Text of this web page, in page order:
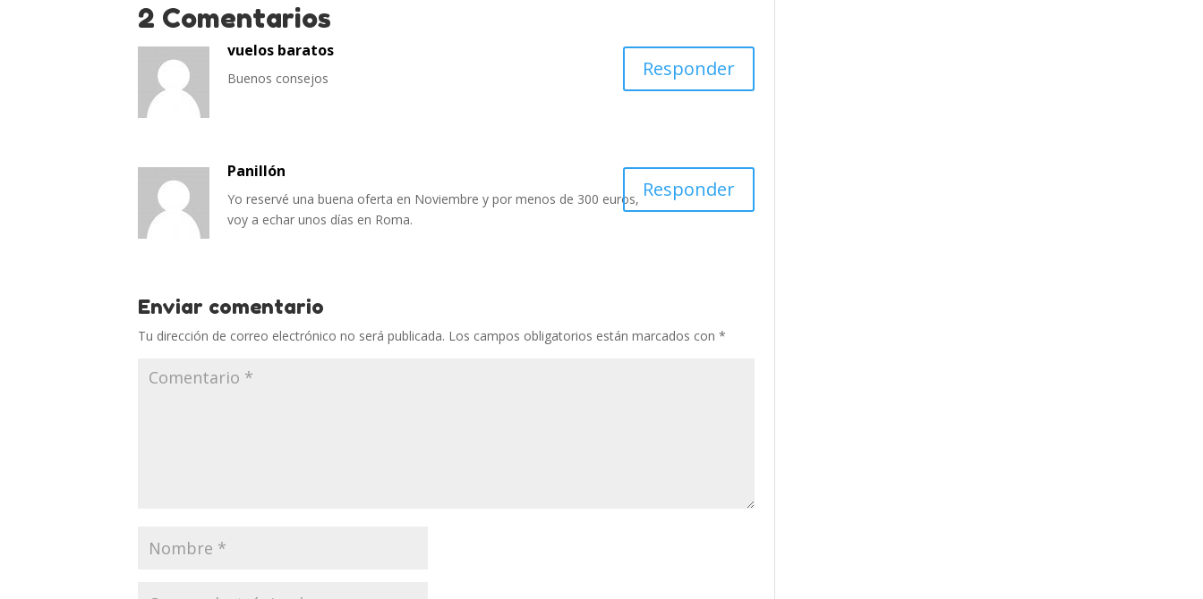
2 Comentarios
vuelos baratos
Buenos consejos Responder
Panillón
Yo reservé una buena oferta en Noviembre y por menos de 300 euros,
voy a echar unos días en Roma.
Responder
Enviar comentario
Tu dirección de correo electrónico no será publicada. Los campos obligatorios están marcados con*